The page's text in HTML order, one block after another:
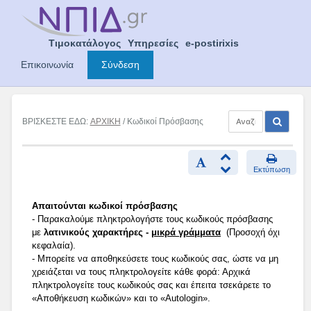
Τιμοκατάλογος Υπηρεσίες
e-postirixis
Επικοινωνία
Σύνδεση
ΒΡΙΣΚΕΣΤΕ ΕΔΩ: ΑΡΧΙΚΗ / Κωδικοί Πρόσβασης
Εκτύπωση
Απαιτούνται κωδικοί πρόσβασης
- Παρακαλούμε πληκτρολογήστε τους κωδικούς πρόσβασης
με λατινικούς χαρακτήρες - μικρά γράμματα (Προσοχή όχι
κεφαλαία).
- Μπορείτε να αποθηκεύσετε τους κωδικούς σας, ώστε να μη
χρειάζεται να τους πληκτρολογείτε κάθε φορά: Αρχικά
πληκτρολογείτε τους κωδικούς σας και έπειτα τσεκάρετε το
«Αποθήκευση κωδικών» και το «Autologin».